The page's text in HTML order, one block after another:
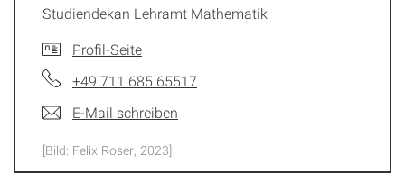
Studiendekan Lehramt Mathematik
Profil-Seite
+49 711 685 65517
E-Mail schreiben
[Bild: Felix Roser, 2023]